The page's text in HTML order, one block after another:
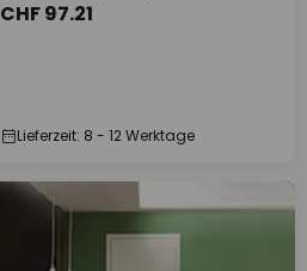
Stoff/Rattan
CHF 97.21
Lieferzeit: 8 - 12 Werktage